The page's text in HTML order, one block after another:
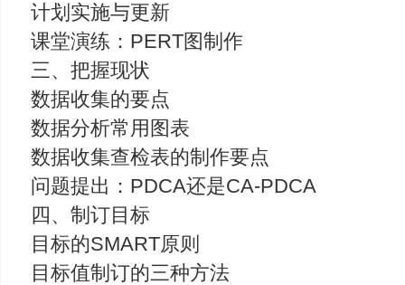
计划实施与更新
课堂演练：PERT图制作
三、把握现状
数据收集的要点
数据分析常用图表
数据收集查检表的制作要点
问题提出：PDCA还是CA-PDCA
四、制订目标
目标的SMART原则
目标值制订的三种方法